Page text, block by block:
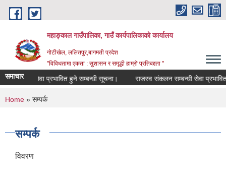
Skip to main content
महाङ्काल गाउँपालिका, गाउँ कार्यपालिकाको कार्यालय
गोटीखेल, ललितपुर,बागमती प्रदेश
"विविधतामा एकता : सुशासन र समृद्धी हाम्रो प्रतिबद्दता "
समाचारसेवा प्रभावित हुने सम्बन्धी सूचना। राजस्व संकलन सम्बन्धी सेवा प्रभावित
You are here
Home » सम्पर्क
सम्पर्क
विवरण